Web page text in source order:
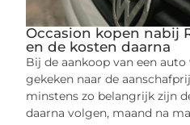
Occasion kopen nabij
en de kosten daarna
Bij de aankoop van een
gekeken naar de
minstens zo belangrijk zijn
daarna volgen, maand na